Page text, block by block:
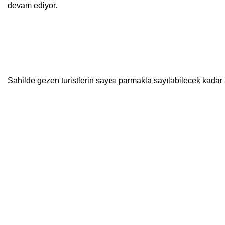
devam ediyor.
Sahilde gezen turistlerin sayısı parmakla sayılabilecek kadar